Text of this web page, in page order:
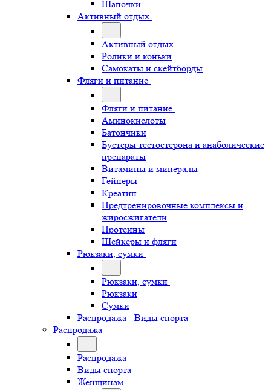
Шапочки
Активный отдых
Активный отдых
Ролики и коньки
Самокаты и скейтборды
Фляги и питание
Фляги и питание
Аминокислоты
Батончики
Бустеры тестостерона и анаболические
препараты
Витамины и минералы
Гейнеры
Креатин
Предтренировочные комплексы и
жиросжигатели
Протеины
Шейкеры и фляги
Рюкзаки, сумки
Рюкзаки, сумки
Рюкзаки
Сумки
Распродажа - Виды спорта
Распродажа
Распродажа
Виды спорта
Женщинам